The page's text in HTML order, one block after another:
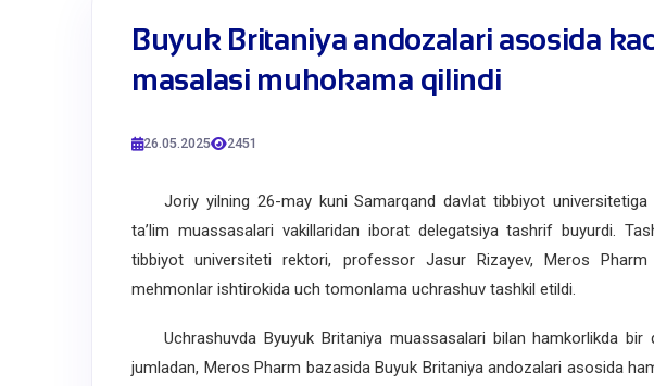
​Buyuk Britaniya andozalari asosida
masalasi muhokama qilindi
26.05.2025 2451
Joriy yilning 26-may kuni Samarqand davlat tibbiyot universitetiga
ta’lim muassasalari vakillaridan iborat delegatsiya tashrif buyurdi.
tibbiyot universiteti rektori, professor Jasur Rizayev, Meros Pharm
mehmonlar ishtirokida uch tomonlama uchrashuv tashkil etildi.
Uchrashuvda Byuyuk Britaniya muassasalari bilan hamkorlikda bir
jumladan, Meros Pharm bazasida Buyuk Britaniya andozalari asosida